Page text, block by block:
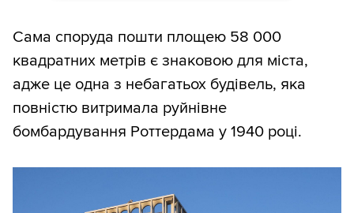
Сама споруда пошти площею 58 000
квадратних метрів є знаковою для міста,
адже це одна з небагатьох будівель, яка
повністю витримала руйнівне
бомбардування Роттердама у 1940 році.